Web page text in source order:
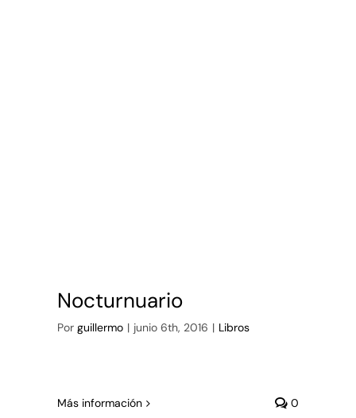
Nocturnuario
Por guillermo | junio 6th, 2016 | Libros
Más información 0